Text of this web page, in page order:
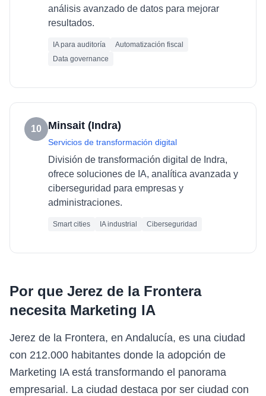
análisis avanzado de datos para mejorar
resultados.
IA para auditoría
Automatización fiscal
Data governance
10 Minsait (Indra)
Servicios de transformación digital
División de transformación digital de Indra,
ofrece soluciones de IA, analítica avanzada y
ciberseguridad para empresas y
administraciones.
Smart cities IA industrial Ciberseguridad
Por que Jerez de la Frontera
necesita Marketing IA
Jerez de la Frontera, en Andalucía, es una ciudad
con 212.000 habitantes donde la adopción de
Marketing IA está transformando el panorama
empresarial. La ciudad destaca por ser ciudad con